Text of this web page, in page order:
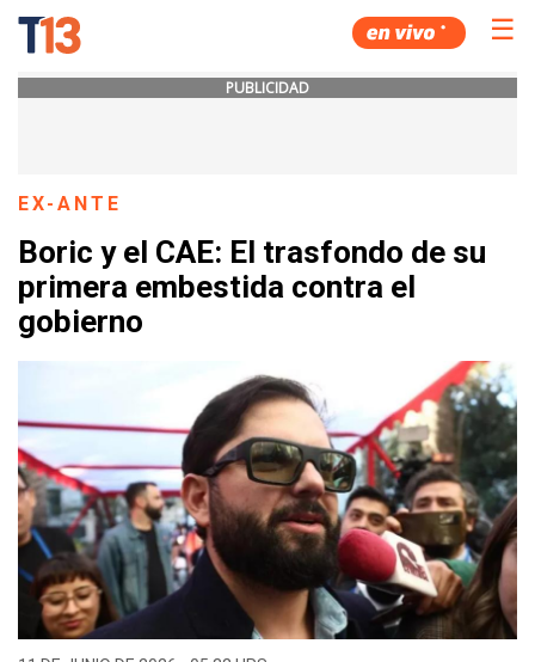
☰
PUBLICIDAD
EX-ANTE
Boric y el CAE: El trasfondo de su
primera embestida contra el
gobierno